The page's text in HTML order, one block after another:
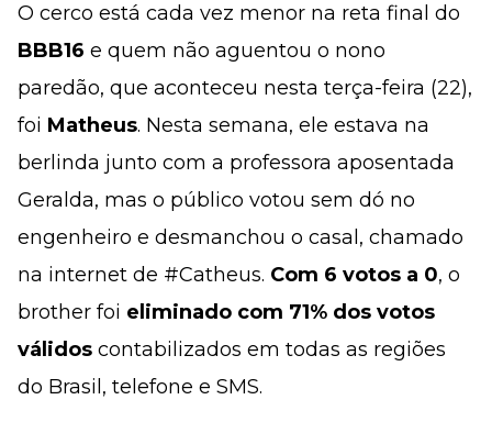
O cerco está cada vez menor na reta final do
BBB16 e quem não aguentou o nono
paredão, que aconteceu nesta terça-feira (22),
foi Matheus. Nesta semana, ele estava na
berlinda junto com a professora aposentada
Geralda, mas o público votou sem dó no
engenheiro e desmanchou o casal, chamado
na internet de #Catheus. Com 6 votos a 0, o
brother foi eliminado com 71% dos votos
válidos contabilizados em todas as regiões
do Brasil, telefone e SMS.